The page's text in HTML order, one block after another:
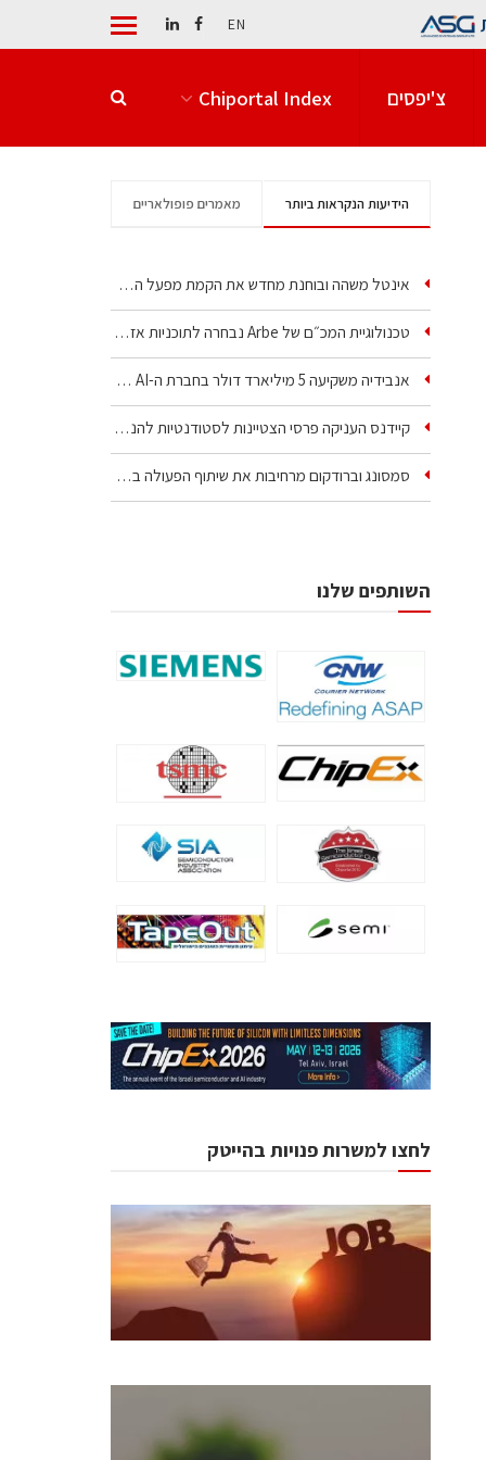
EN
צ'יפסים Chiportal Index
הידיעות הנקראות ביותר מאמרים פופולאריים
אינטל משהה ובוחנת מחדש את הקמת מפעל הענק שלה בקריית גת
טכנולוגיית המכ״ם של Arbe נבחרה לתוכניות אזרחיות וביטחוניות
אנבידיה משקיעה 5 מיליארד דולר בחברת ה-AI של איליה סוצקבר
קיידנס העניקה פרסי הצטיינות לסטודנטיות להנדסת חשמל ופיזיקה
סמסונג וברודקום מרחיבות את שיתוף הפעולה בשבבי AI…
השותפים שלנו
לחצו למשרות פנויות בהייטק